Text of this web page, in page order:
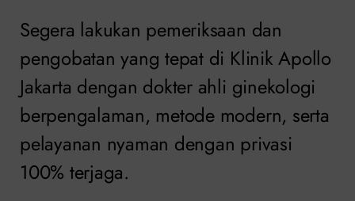
Segera lakukan pemeriksaan dan
pengobatan yang tepat di Klinik Apollo
Jakarta dengan dokter ahli ginekologi
berpengalaman, metode modern, serta
pelayanan nyaman dengan privasi
100% terjaga.